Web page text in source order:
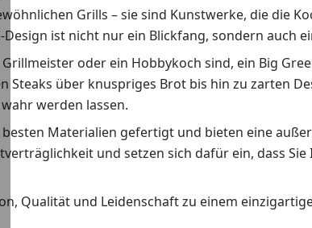
Grills – sie sind Kunstwerke, die die
ist nicht nur ein Blickfang, sondern auch
oder ein Hobbykoch sind, ein Big
Steaks über knuspriges Brot bis hin zu zarten
werden lassen.
Materialien gefertigt und bieten eine
und setzen sich dafür ein, dass
Qualität und Leidenschaft zu einem